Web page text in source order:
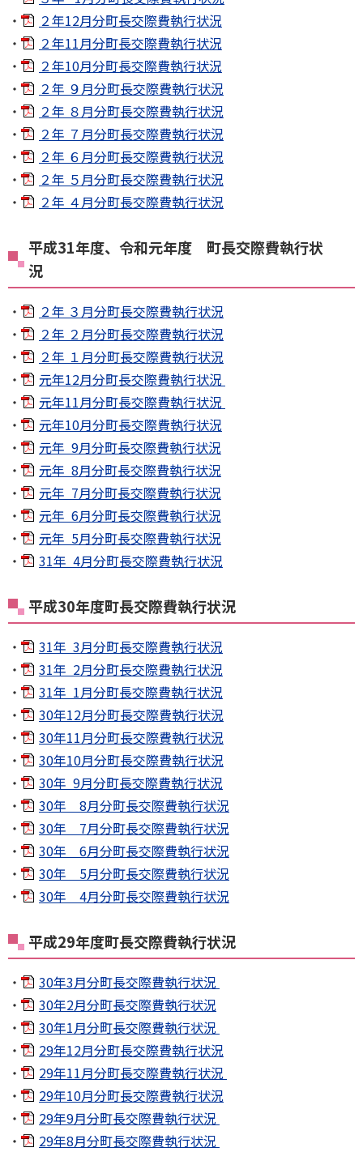
２年12月分町長交際費執行状況
２年11月分町長交際費執行状況
２年10月分町長交際費執行状況
２年 ９月分町長交際費執行状況
２年 ８月分町長交際費執行状況
２年 ７月分町長交際費執行状況
２年 ６月分町長交際費執行状況
２年 ５月分町長交際費執行状況
２年 ４月分町長交際費執行状況
平成31年度、令和元年度 町長交際費執行状
況
２年 ３月分町長交際費執行状況
２年 ２月分町長交際費執行状況
２年 １月分町長交際費執行状況
元年12月分町長交際費執行状況
元年11月分町長交際費執行状況
元年10月分町長交際費執行状況
元年 9月分町長交際費執行状況
元年 8月分町長交際費執行状況
元年 7月分町長交際費執行状況
元年 6月分町長交際費執行状況
元年 5月分町長交際費執行状況
31年 4月分町長交際費執行状況
平成30年度町長交際費執行状況
31年 3月分町長交際費執行状況
31年 2月分町長交際費執行状況
31年 1月分町長交際費執行状況
30年12月分町長交際費執行状況
30年11月分町長交際費執行状況
30年10月分町長交際費執行状況
30年 9月分町長交際費執行状況
30年 8月分町長交際費執行状況
30年 7月分町長交際費執行状況
30年 6月分町長交際費執行状況
30年 5月分町長交際費執行状況
30年 4月分町長交際費執行状況
平成29年度町長交際費執行状況
30年3月分町長交際費執行状況
30年2月分町長交際費執行状況
30年1月分町長交際費執行状況
29年12月分町長交際費執行状況
29年11月分町長交際費執行状況
29年10月分町長交際費執行状況
29年9月分町長交際費執行状況
29年8月分町長交際費執行状況